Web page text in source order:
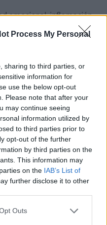
Process My Personal
sharing to third parties, or
information for
use the below opt-out
Please note that after your
may continue seeing
information utilized by
to third parties prior to
opt-out of the further
by third parties on the
This information may
on the IAB’s List of
further disclose it to other
Outs
emocional, inflamación
dieta adecuada.
uno o varios días y
menstrual o es de